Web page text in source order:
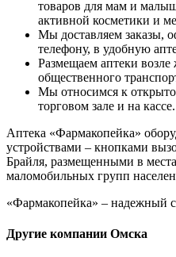
товаров для мам и
активной косметики и
Мы доставляем заказы,
телефону, в удобную
Размещаем аптеки
общественного
Мы относимся к
торговом зале и на кассе.
Аптека «Фармакопейка»
устройствами – кнопками
Брайля, размещенными в
маломобильных групп
«Фармакопейка» – надежный
Другие компании Омска